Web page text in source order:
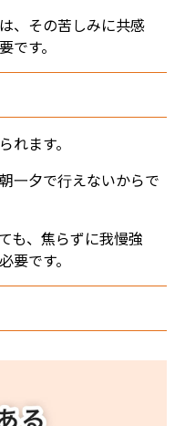
、その苦しみに共感
です。
れます。
一夕で行えないからで
も、焦らずに我慢強
要です。